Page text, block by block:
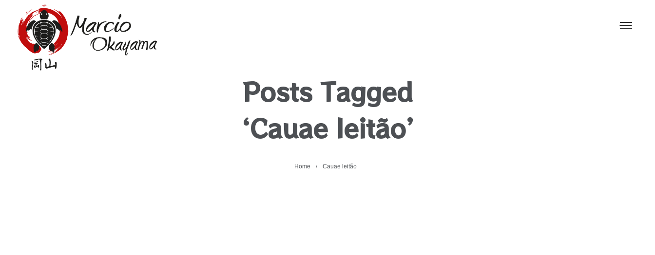
Posts Tagged
‘Cauae leitão’
Home / Cauae leitão